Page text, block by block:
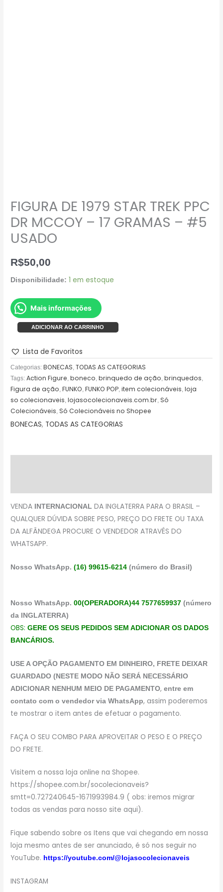
FIGURA DE 1979 STAR TREK PPC
DR MCCOY – 17 GRAMAS – #5
USADO
R$50,00
Disponibilidade: 1 em estoque
Mais informações
ADICIONAR AO CARRINHO
Lista de Favoritos
Categorias:BONECAS ,TODAS AS CATEGORIAS
Tags: Action Figure ,boneco ,brinquedo de ação ,brinquedos
Figura de ação ,FUNKO ,FUNKO POP ,item colecionáveis ,loja
so colecionaveis ,lojasocolecionaveis.com.br ,Só
Colecionáveis ,Só Colecionáveis no Shopee
BONECAS, TODAS AS CATEGORIAS
VENDA INTERNACIONAL DA INGLATERRA PARA O BRASIL –
QUALQUER DÚVIDA SOBRE PESO, PREÇO DO FRETE OU TAXA
DA ALFÂNDEGA PROCURE O VENDEDOR ATRAVÉS DO
WHATSAPP.
Nosso WhatsApp.(16) 99615-6214 (número do Brasil)
Nosso WhatsApp.00(OPERADORA)44 7577659937 (número
da INGLATERRA)
OBS:GERE OS SEUS PEDIDOS SEM ADICIONAR OS DADOS
BANCÁRIOS.
USE A OPÇÃO PAGAMENTO EM DINHEIRO, FRETE DEIXAR
GUARDADO (NESTE MODO NÃO SERÁ NECESSÁRIO
ADICIONAR NENHUM MEIO DE PAGAMENTO,entre em
contato com o vendedor via WhatsApp, assim poderemos
te mostrar o item antes de efetuar o pagamento.
FAÇA O SEU COMBO PARA APROVEITAR O PESO E O PREÇO
DO FRETE.
Visitem a nossa loja online na Shopee.
https://shopee.com.br/socolecionaveis?
smtt=0.727240645-1671993984.9 ( obs: iremos migrar
todas as vendas para nosso site aqui).
Fique sabendo sobre os Itens que vai chegando em nossa
loja mesmo antes de ser anunciado, é só nos seguir no
YouTube. https://youtube.com/@lojasocolecionaveis
INSTAGRAM